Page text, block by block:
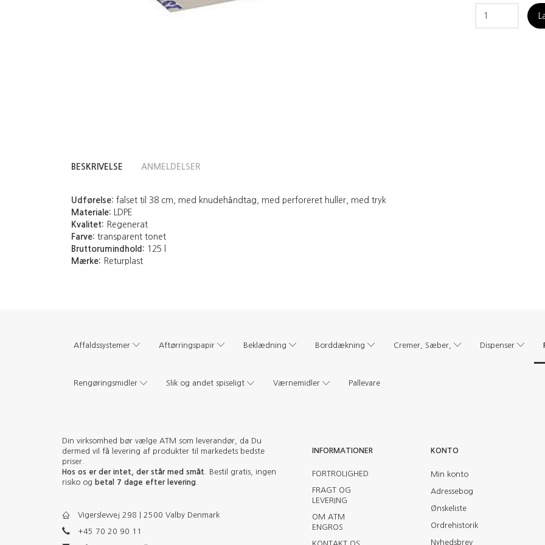
BESKRIVELSE ANMELDELSER
Udførelse: falset til 38 cm, med knudehåndtag, med perforeret huller, med tryk
Materiale: LDPE
Kvalitet: Regenerat
Farve: transparent tonet
Bruttorumindhold: 125 l
Mærke: Returplast
Affaldssystemer Aftørringspapir Beklædning Borddækning Cremer, Sæber, Dispenser
Rengøringsmidler Slik og andet spiseligt Værnemidler Pallevare
Din virksomhed bør vælge ATM som leverandør, da Du
dermed vil få levering af produkter til markedets bedste
priser.
Hos os er der intet, der står med småt . Bestil gratis, ingen
risiko og betal 7 dage efter levering
Vigerslevvej 298 | 2500 Valby Denmark
+45 70 20 90 11
INFORMATIONER
FORTROLIGHED
FRAGT OG
LEVERING
OM ATM
ENGROS
KONTO
Min konto
Adressebog
Ønskeliste
Ordrehistorik
Nyhedsbrev